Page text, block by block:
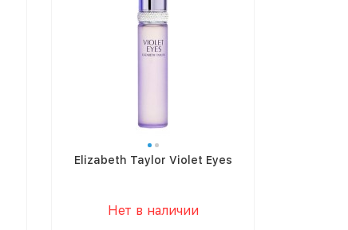
Elizabeth Taylor Violet Eyes
Нет в наличии